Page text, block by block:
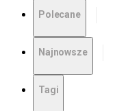
Polecane
Najnowsze
Tagi